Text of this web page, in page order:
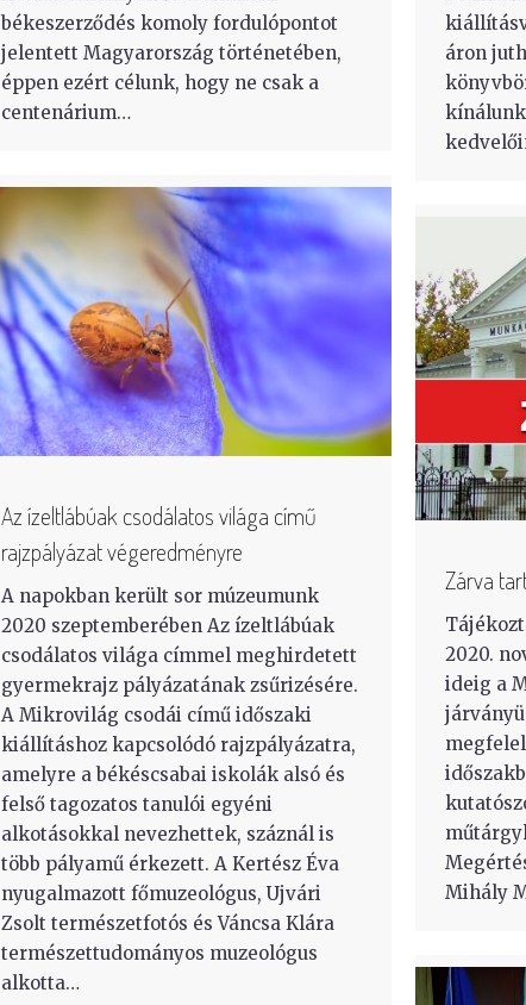
békeszerződés komoly fordulópontot
jelentett Magyarország történetében,
éppen ezért célunk, hogy ne csak a
centenárium…
áron
Az ízeltlábúak csodálatos világa című
rajzpályázat végeredményre
A napokban került sor múzeumunk
2020 szeptemberében Az ízeltlábúak
csodálatos világa címmel meghirdetett
gyermekrajz pályázatának zsűrizésére.
A Mikrovilág csodái című időszaki
kiállításhoz kapcsolódó rajzpályázatra,
amelyre a békéscsabai iskolák alsó és
felső tagozatos tanulói egyéni
alkotásokkal nevezhettek, száznál is
több pályamű érkezett. A Kertész Éva
nyugalmazott főmuzeológus, Ujvári
Zsolt természetfotós és Váncsa Klára
természettudományos muzeológus
alkotta…
Zárva
2020.
ideig a
Mihály